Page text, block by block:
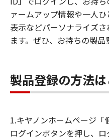
ァームアップ情報や一人
表示などパーソナライズ
ます。ぜひ、お持ちの製品
製品登録の方法
1.キヤノンホームページ「
ログインボタンを押し、